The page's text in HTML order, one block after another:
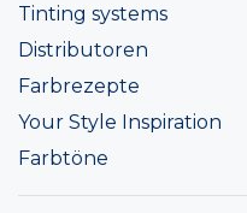
Tinting systems
Distributoren
Farbrezepte
Your Style Inspiration
Farbtöne